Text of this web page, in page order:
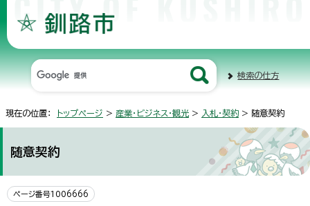
検索の仕方
現在の位置： トップページ > 産業・ビジネス・観光 > 入札・契約 > 随意契約
随意契約
ページ番号1006666